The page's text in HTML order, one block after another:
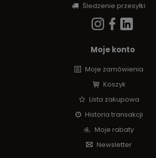
Śledzenie przesyłki
Moje konto
Moje zamówienia
Koszyk
Lista zakupowa
Historia transakcji
Moje rabaty
Newsletter